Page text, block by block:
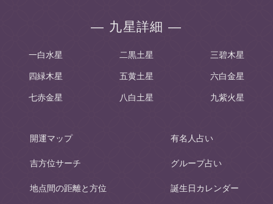
― 九星詳細 ―
一白水星 二黒土星 三碧木星
四緑木星 五黄土星 六白金星
七赤金星 八白土星 九紫火星
開運マップ
吉方位サーチ
地点間の距離と方位
有名人占い
グループ占い
誕生日カレンダー